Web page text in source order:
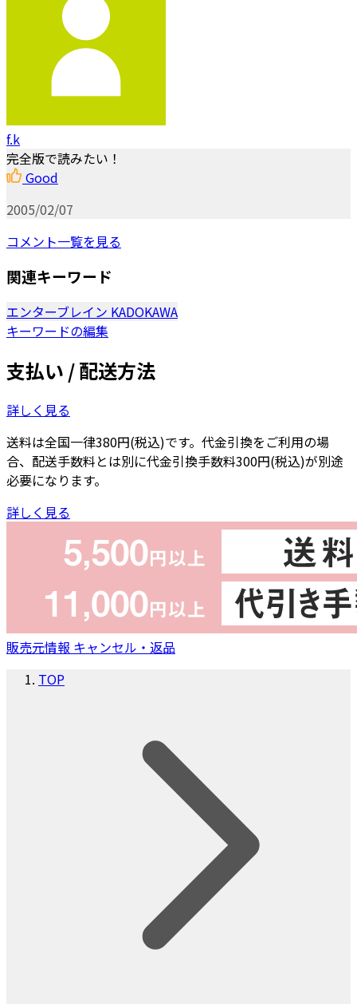
f.k
完全版で読みたい！
Good
2005/02/07
コメント一覧を見る
関連キーワード
エンターブレイン KADOKAWA
キーワードの編集
支払い / 配送方法
詳しく見る
送料は全国一律380円(税込)です。代金引換をご利用の場
合、配送手数料とは別に代金引換手数料300円(税込)が別途
必要になります。
詳しく見る
販売元情報 キャンセル・返品
TOP